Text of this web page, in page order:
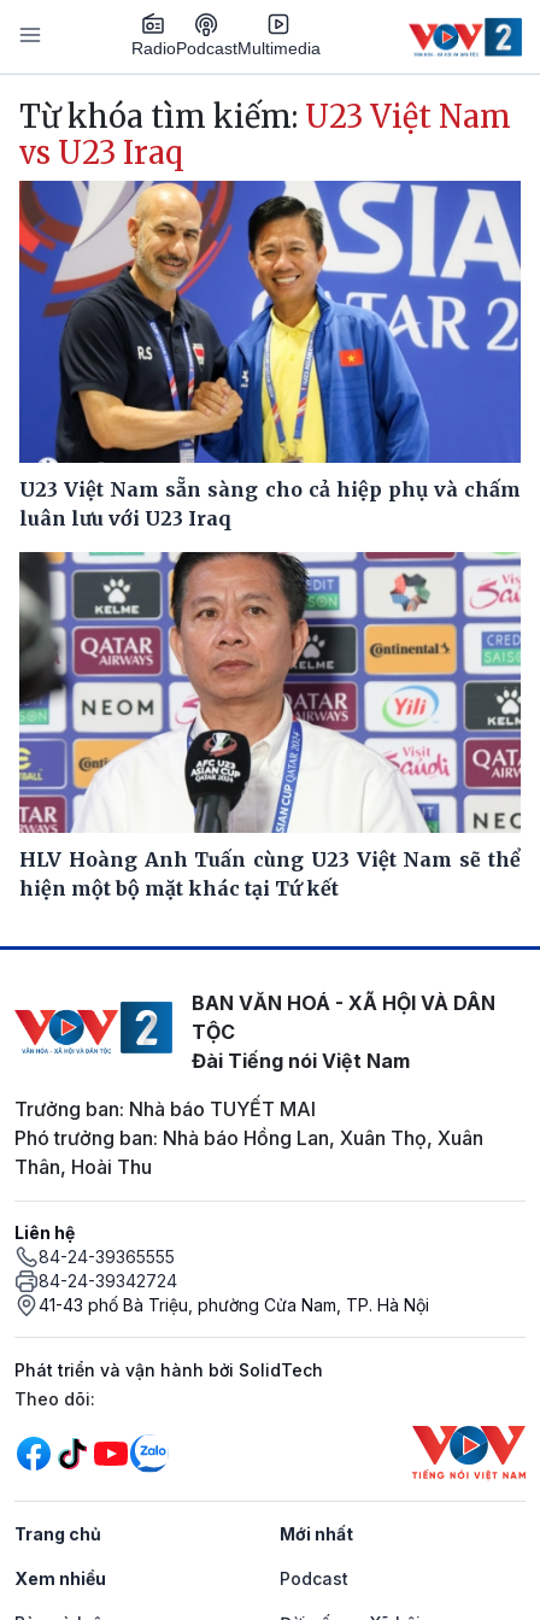
Nhảy đến nội dung
RadioPodcastMultimedia
Main navigation
Từ khóa tìm kiếm: U23 Việt Nam
vs U23 Iraq
U23 Việt Nam sẵn sàng cho cả hiệp phụ và chấm
luân lưu với U23 Iraq
HLV Hoàng Anh Tuấn cùng U23 Việt Nam sẽ thể
hiện một bộ mặt khác tại Tứ kết
BAN VĂN HOÁ - XÃ HỘI VÀ DÂN
TỘC
Đài Tiếng nói Việt Nam
Trưởng ban: Nhà báo TUYẾT MAI
Phó trưởng ban: Nhà báo Hồng Lan, Xuân Thọ, Xuân
Thân, Hoài Thu
Liên hệ
84-24-39365555
84-24-39342724
41-43 phố Bà Triệu, phường Cửa Nam, TP. Hà Nội
Phát triển và vận hành bởi SolidTech
Mạng xã hội
Theo dõi:
Trang chủ Mới nhất
Xem nhiều Podcast